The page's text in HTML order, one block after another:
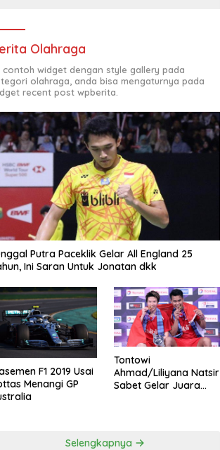
Olahraga
contoh widget dengan style gallery pada
olahraga, anda bisa mengaturnya pada
recent post wpberita.
Putra Paceklik Gelar All England 25
Ini Saran Untuk Jonatan dkk
F1 2019 Usai
Menangi GP
Tontowi
Ahmad/Liliyana Natsir
Sabet Gelar Juara
Selengkapnya